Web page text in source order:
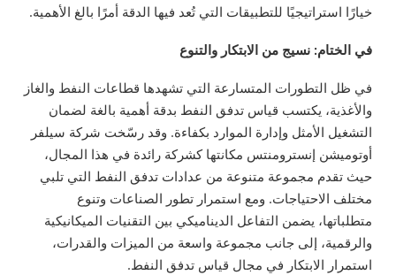
خيارًا استراتيجيًا للتطبيقات التي تُعد فيها الدقة أمرًا بالغ الأهمية.
في الختام: نسيج من الابتكار والتنوع
في ظل التطورات المتسارعة التي تشهدها قطاعات النفط والغاز
والأغذية، يكتسب قياس تدفق النفط بدقة أهمية بالغة لضمان
التشغيل الأمثل وإدارة الموارد بكفاءة. وقد رسّخت شركة سيلفر
أوتوميشن إنسترومنتس مكانتها كشركة رائدة في هذا المجال،
حيث تقدم مجموعة متنوعة من عدادات تدفق النفط التي تلبي
مختلف الاحتياجات. ومع استمرار تطور الصناعات وتنوع
متطلباتها، يضمن التفاعل الديناميكي بين التقنيات الميكانيكية
والرقمية، إلى جانب مجموعة واسعة من الميزات والقدرات،
استمرار الابتكار في مجال قياس تدفق النفط.